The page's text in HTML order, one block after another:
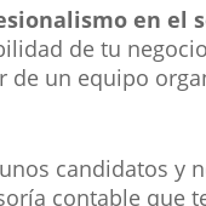
en el
de tu
un equipo
candidatos y
contable que